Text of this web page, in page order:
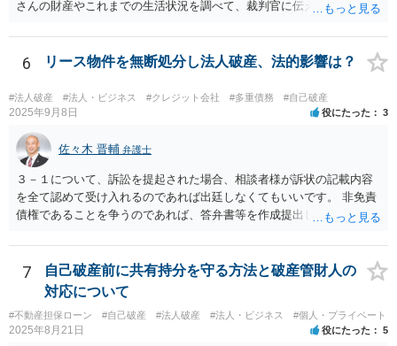
ます。子会社の負債をあなたに負わせることはできません。 実際上問
いてくれないと，辞任の登記をするためには，最終的には訴訟を提起
さんの財産やこれまでの生活状況を調べて、裁判官に伝える必要があ
して、代理人の先生が同時廃止でいけるというなら、同時廃止になる
でしょう。
6 リース物件を無断処分し法人破産、法的影響は？
#法人破産 #法人・ビジネス #クレジット会社 #多重債務 #自己破産
2025年9月8日 役にたった 3
佐々木 晋輔 弁護士
３－１について、訴訟を提起された場合、相談者様が訴状の記載内容
を全て認めて受け入れるのであれば出廷しなくてもいいです。 非免責
債権であることを争うのであれば、答弁書等を作成提出して反論しな
した弁護士が受ける場合でも、弁護士費用は別途必要になると思いま
す。 ３－２について、上記のとおり、破産とは別で弁護士費用が必要
になると思います。 費用の額については、弁護士によって異なります
が、破産手続を受任した弁護士が受けるのであれば、低めの金額で受
けてくれるかもしれません。 弁護士を依頼するかどうかは、弁護士費
用と賠償額を比較して決められたらいいと思います。 なお、リース会
7
自己破産前に共有持分を守る方法と破産管財人の
対応について
#不動産担保ローン #自己破産 #法人破産 #法人・ビジネス #個人・プライベート
2025年8月21日 役にたった 5